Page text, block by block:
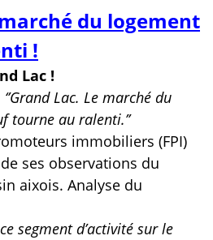
du logement
!
Lac !
‘’Grand Lac. Le marché du
tourne au ralenti.’’
immobiliers (FPI)
ses observations du
aixois. Analyse du
segment d’activité sur le